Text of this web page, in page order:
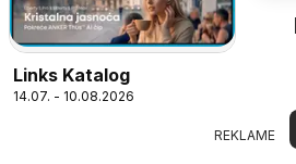
Links Katalog
14.07. - 10.08.2026
REKLAME